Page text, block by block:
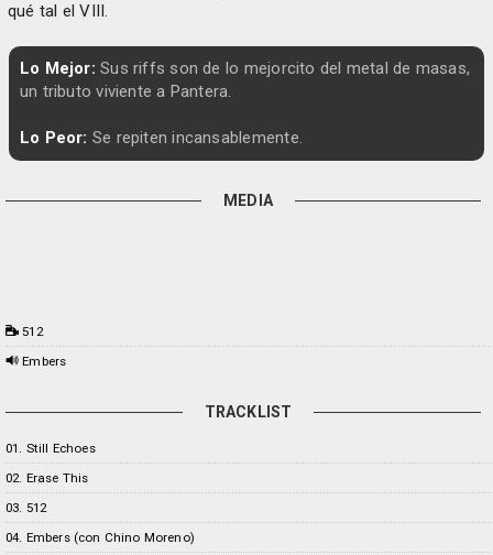
qué tal el VIII.
Lo Mejor: Sus riffs son de lo mejorcito del metal de masas,
un tributo viviente a Pantera.
Lo Peor: Se repiten incansablemente.
MEDIA
512
Embers
TRACKLIST
01. Still Echoes
02. Erase This
03. 512
04. Embers (con Chino Moreno)